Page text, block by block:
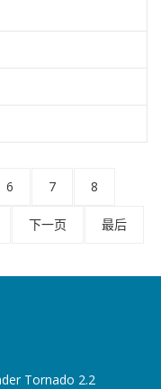
6 7 8
下一页 最后
Tornado 2.2